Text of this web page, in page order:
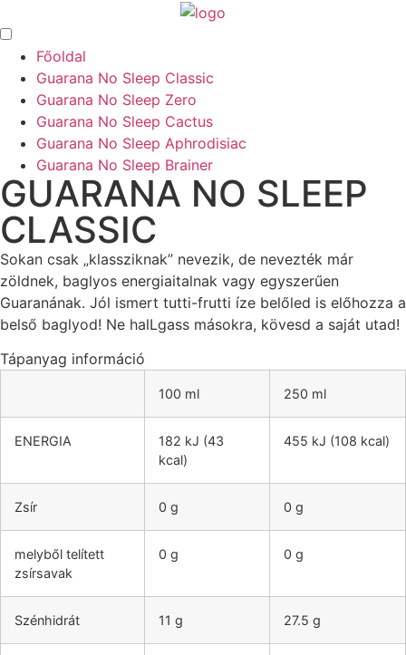
Főoldal
Guarana No Sleep Classic
Guarana No Sleep Zero
Guarana No Sleep Cactus
Guarana No Sleep Aphrodisiac
Guarana No Sleep Brainer
GUARANA NO SLEEP
CLASSIC
Sokan csak „klassziknak” nevezik, de nevezték már
zöldnek, baglyos energiaitalnak vagy egyszerűen
Guaranának. Jól ismert tutti-frutti íze belőled is előhozza a
belső baglyod! Ne halLgass másokra, kövesd a saját utad!
Tápanyag információ
100 ml 250 ml
ENERGIA
182 kJ (43
kcal)
455 kJ (108 kcal)
Zsír 0 g 0 g
melyből telített
zsírsavak
0 g 0 g
Szénhidrát 11 g 27.5 g